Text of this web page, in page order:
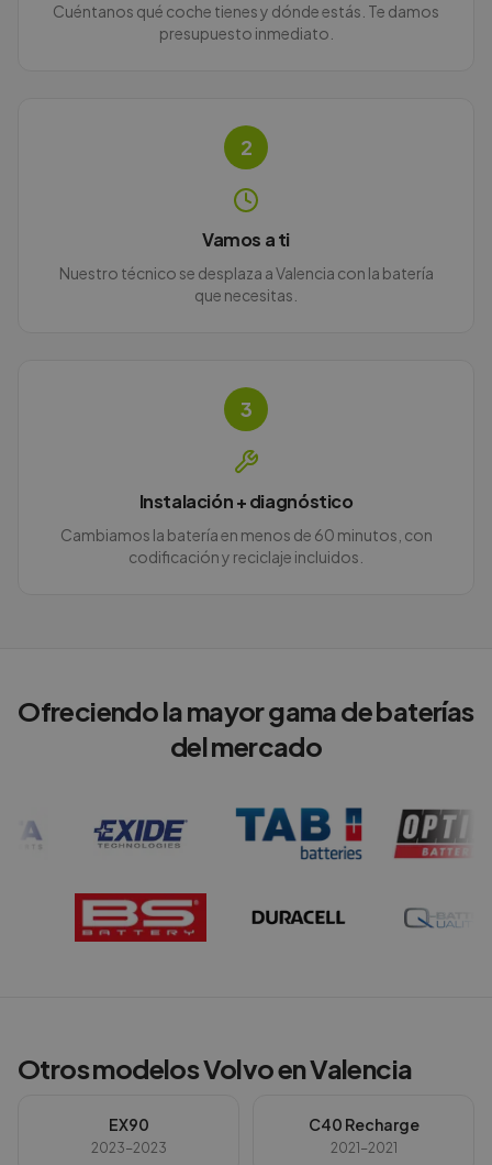
Cuéntanos qué coche tienes y dónde estás. Te damos
presupuesto inmediato.
2
Vamos a ti
Nuestro técnico se desplaza a Valencia con la batería
que necesitas.
3
Instalación + diagnóstico
Cambiamos la batería en menos de 60 minutos, con
codificación y reciclaje incluidos.
Ofreciendo la mayor gama de baterías
del mercado
Otros modelosVolvoenValencia
EX90
2023-2023
C40 Recharge
2021-2021